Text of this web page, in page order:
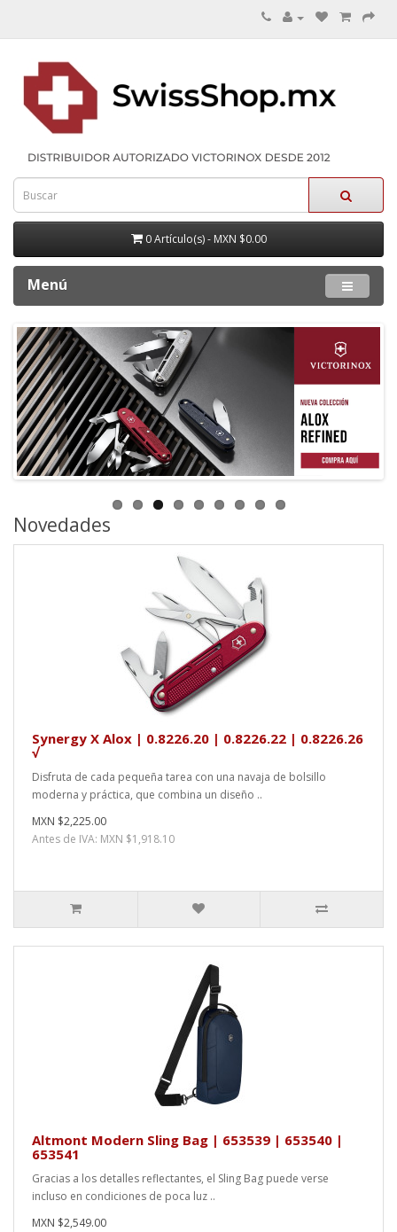
0 Artículo(s) - MXN $0.00
Menú
Novedades
Synergy X Alox | 0.8226.20 | 0.8226.22 | 0.8226.26
√
Disfruta de cada pequeña tarea con una navaja de bolsillo
moderna y práctica, que combina un diseño ..
MXN $2,225.00
Antes de IVA: MXN $1,918.10
Altmont Modern Sling Bag | 653539 | 653540 |
653541
Gracias a los detalles reflectantes, el Sling Bag puede verse
incluso en condiciones de poca luz ..
MXN $2,549.00